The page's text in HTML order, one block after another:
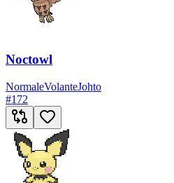
Noctowl
NormaleVolanteJohto
#172